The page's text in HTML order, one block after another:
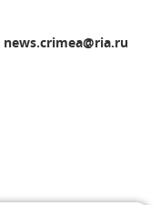
news.crimea@ria.ru